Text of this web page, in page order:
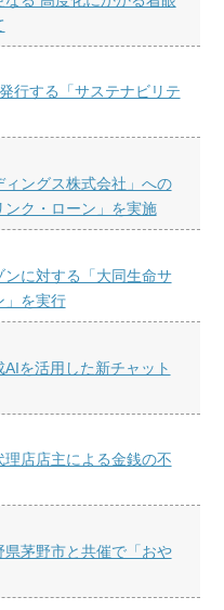
行する「サステナビリテ
ングス株式会社」への
ンク・ローン」を実施
に対する「大同生命サ
」を実行
を活用した新チャット
店店主による金銭の不
茅野市と共催で「おや